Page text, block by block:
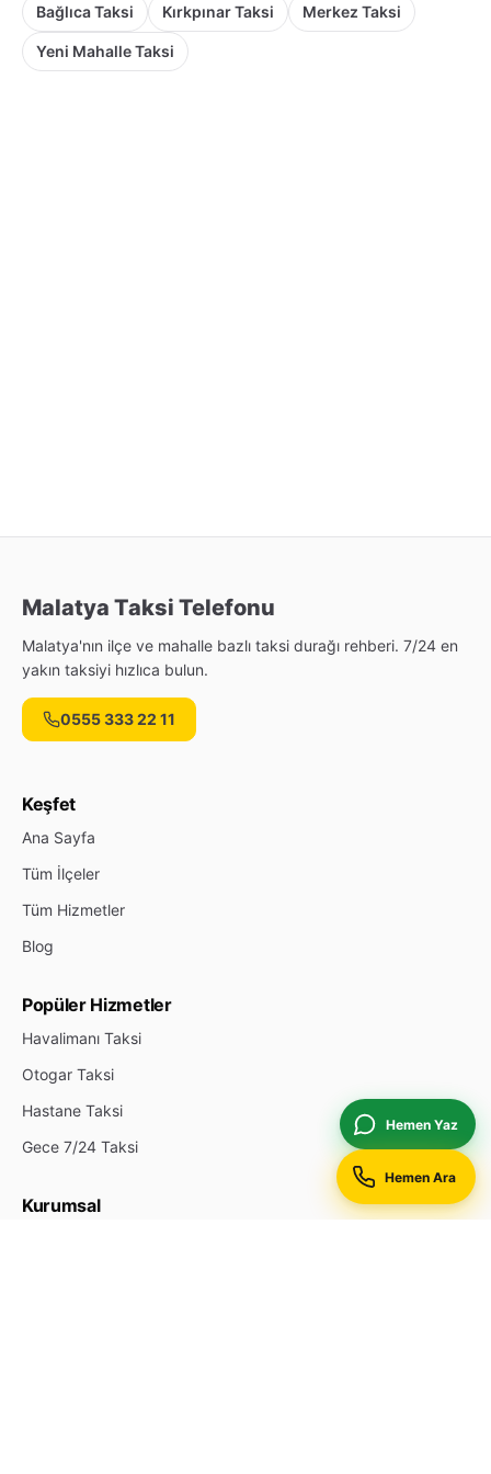
Bağlıca Taksi Kırkpınar Taksi Merkez Taksi
Yeni Mahalle Taksi
Malatya Taksi Telefonu
Malatya'nın ilçe ve mahalle bazlı taksi durağı rehberi. 7/24 en
yakın taksiyi hızlıca bulun.
0555 333 22 11
Keşfet
Ana Sayfa
Tüm İlçeler
Tüm Hizmetler
Blog
Popüler Hizmetler
Havalimanı Taksi
Otogar Taksi
Hastane Taksi
Gece 7/24 Taksi
Kurumsal
Hemen Yaz
Hemen Ara